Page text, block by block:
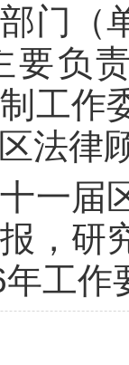
门（
要负
工作
法律
届区
，研
工作